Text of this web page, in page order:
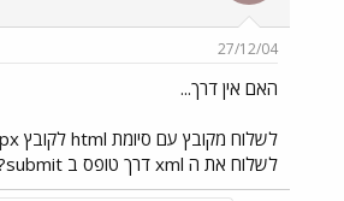
27/12/04
האם אין דרך...
לשלוח את ה xml דרך טופס ב submit? תודה.